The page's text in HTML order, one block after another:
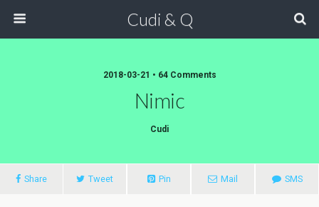
Cudi & Q
2018-03-21 • 64 Comments
Nimic
Cudi
Share Tweet Pin Mail SMS